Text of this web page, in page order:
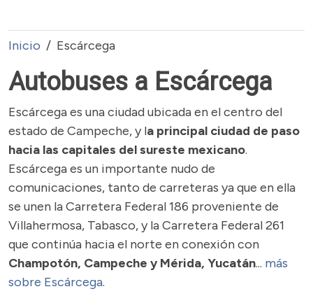
Inicio Escárcega
Autobuses a Escárcega
Escárcega es una ciudad ubicada en el centro del
estado de Campeche, y la principal ciudad de paso
hacia las capitales del sureste mexicano.
Escárcega es un importante nudo de
comunicaciones, tanto de carreteras ya que en ella
se unen la Carretera Federal 186 proveniente de
Villahermosa, Tabasco, y la Carretera Federal 261
que continúa hacia el norte en conexión con
Champotón, Campeche y Mérida, Yucatán... más
sobre Escárcega.